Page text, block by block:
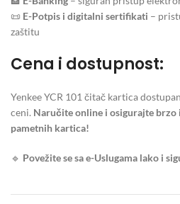
📜 E-Potpis i digitalni sertifikati –
zaštitu
Cena i dostupnost:
Yenkee YCR 101 čitač kartica
ceni. Naručite online i osigurajte brzo
pametnih kartica!
🔹 Povežite se sa e-Uslugama lako i